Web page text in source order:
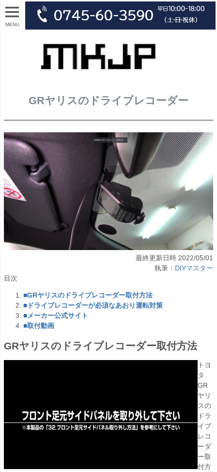
MENU
GRヤリスのドライブレコーダー
最終更新日時 2022/05/01
執筆： DIYマスター
目次
■GRヤリスのドライブレコーダー取付方法
■ドライブレコーダーが必須なあおり運転対策
■メーカー公式サイト
■取付動画
GRヤリスのドライブレコーダー取付方法
トヨ
タ
GR
ヤリ
スの
ドラ
イブ
レコ
ーダ
ー取
付方